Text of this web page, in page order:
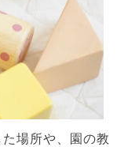
場所や、園の教